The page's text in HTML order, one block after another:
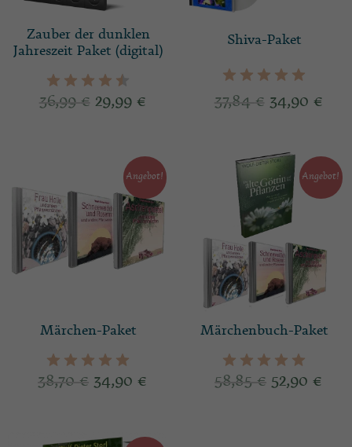
Zauber der dunklen
Jahreszeit Paket (digital)
36,99 € 29,99 €
Shiva-Paket
37,84 € 34,90 €
Angebot!
Märchen-Paket
38,70 € 34,90€
Angebot!
Märchenbuch-Paket
58,85 € 52,90€